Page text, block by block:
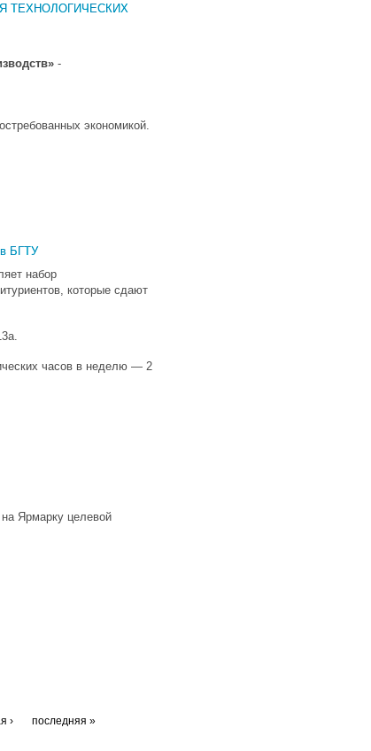
ТЕХНОЛОГИЧЕСКИХ
-
экономикой.
в БГТУ
набор
которые сдают
часов в неделю — 2
Ярмарку целевой
› последняя »